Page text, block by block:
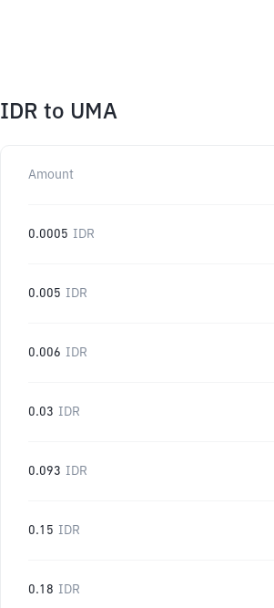
IDR to UMA
Amount
0.0005 IDR
0.005 IDR
0.006 IDR
0.03 IDR
0.093 IDR
0.15 IDR
0.18 IDR